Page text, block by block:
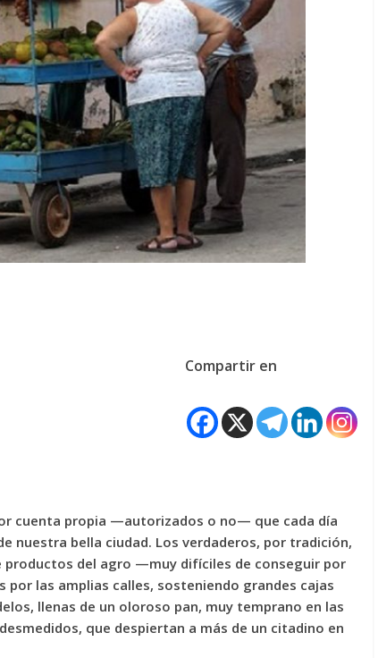
Compartir en
cuenta propia —autorizados o no— que cada día
nuestra bella ciudad. Los verdaderos, por tradición,
productos del agro —muy difíciles de conseguir por
las amplias calles, sosteniendo grandes cajas
llenas de un oloroso pan, muy temprano en las
que despiertan a más de un citadino en